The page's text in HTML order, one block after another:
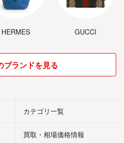
HERMES GUCCI
ブランドを見る
カテゴリ一覧
買取・相場価格情報